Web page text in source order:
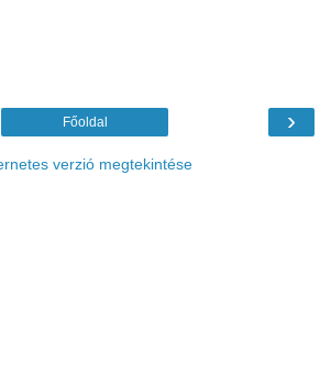
›
Főoldal
verzió megtekintése